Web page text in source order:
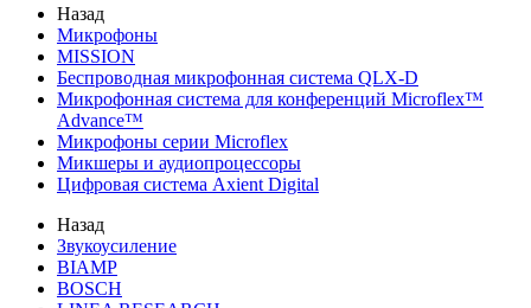
Назад
Микрофоны
MISSION
Беспроводная микрофонная система QLX-D
Микрофонная система для конференций Microflex™
Advance™
Микрофоны серии Microflex
Микшеры и аудиопроцессоры
Цифровая система Axient Digital
Назад
Звукоусиление
BIAMP
BOSCH